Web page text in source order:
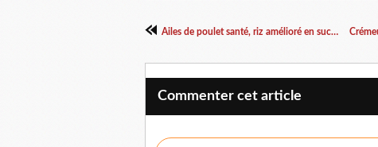
Ailes de poulet santé, riz amélioré en sucré salé
Commenter cet article